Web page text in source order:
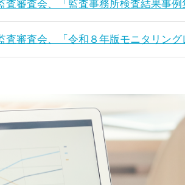
査審査会、「監査事務所検査結果事
査審査会、「令和８年版モニタリン